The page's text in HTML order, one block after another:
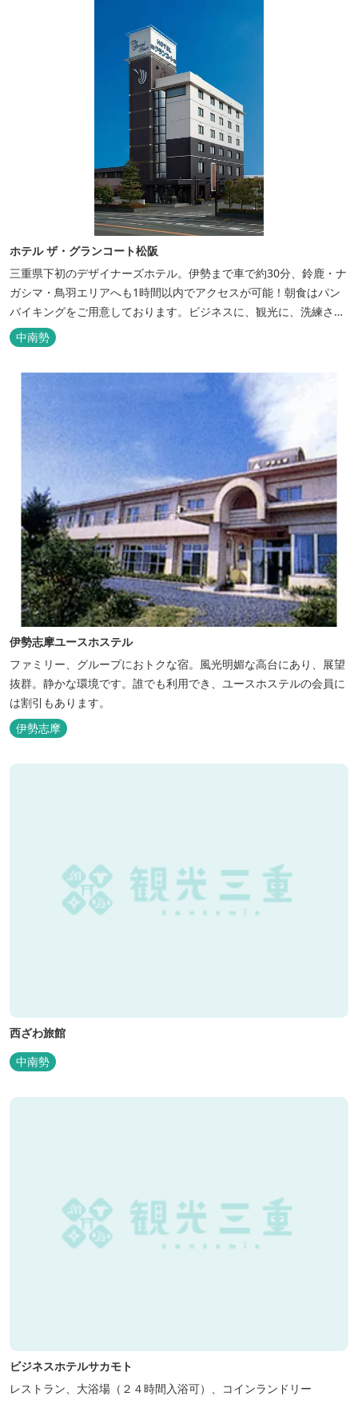
ホテル ザ・グランコート松阪
三重県下初のデザイナーズホテル。伊勢まで車で約30分、鈴鹿・ナ
ガシマ・鳥羽エリアへも1時間以内でアクセスが可能！朝食はパン
バイキングをご用意しております。ビジネスに、観光に、洗練され
た空間の中で上質なひとときをお過ごしください。
中南勢
伊勢志摩ユースホステル
ファミリー、グループにおトクな宿。風光明媚な高台にあり、展望
抜群。静かな環境です。誰でも利用でき、ユースホステルの会員に
は割引もあります。
伊勢志摩
西ざわ旅館
中南勢
ビジネスホテルサカモト
レストラン、大浴場（２４時間入浴可）、コインランドリー